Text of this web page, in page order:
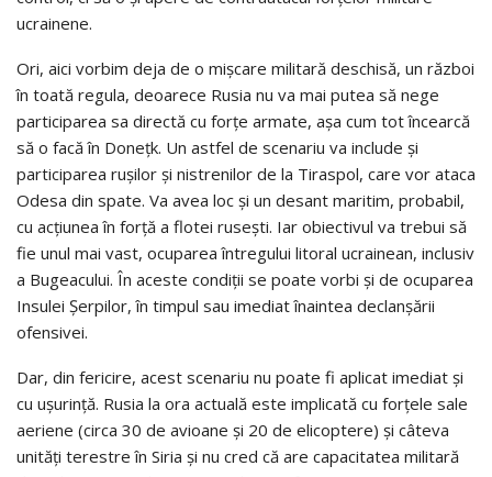
ucrainene.
Ori, aici vorbim deja de o mişcare militară deschisă, un război
în toată regula, deoarece Rusia nu va mai putea să nege
participarea sa directă cu forţe armate, aşa cum tot încearcă
să o facă în Doneţk. Un astfel de scenariu va include şi
participarea ruşilor şi nistrenilor de la Tiraspol, care vor ataca
Odesa din spate. Va avea loc şi un desant maritim, probabil,
cu acţiunea în forţă a flotei ruseşti. Iar obiectivul va trebui să
fie unul mai vast, ocuparea întregului litoral ucrainean, inclusiv
a Bugeacului. În aceste condiţii se poate vorbi şi de ocuparea
Insulei Şerpilor, în timpul sau imediat înaintea declanşării
ofensivei.
Dar, din fericire, acest scenariu nu poate fi aplicat imediat şi
cu uşurinţă. Rusia la ora actuală este implicată cu forţele sale
aeriene (circa 30 de avioane şi 20 de elicoptere) şi câteva
unităţi terestre în Siria şi nu cred că are capacitatea militară